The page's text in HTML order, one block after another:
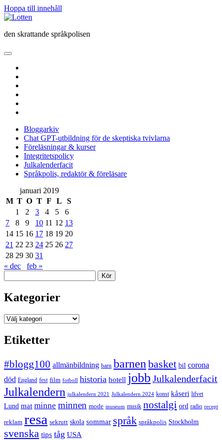
Hoppa till innehåll
Lotten
den skrattande språkpolisen
öppna
meny
Bloggarkiv
Chat GPT-utbildning för de skeptiska tvivlarna
Föreläsningar & kurser
Integritetspolicy
Julkalenderfacit
Språkpolis, redaktör & föreläsare
Sidopanel
januari 2019
M T O T F L
S
1
2 3 4 5
6
7
8 9 10 11 12 13
14 15 16 17 18 19 20
21 22 23 24 25 26 27
28 29 30 31
« dec
feb »
Kategorier
Kategorier
Etiketter
#blogg100 allmänbildning barn barnen basket bil corona
död England fest film fotboll historia hotell jobb Julkalenderfacit
Julkalendern julkalendern 2021 Julkalendern 2024 konst kåseri lifvet
Lund mat minne minnen mode museum musik nostalgi ord radio recept
reklam resa sekrutt skola sommar språk språkpolis Stockholm
svenska tips tåg USA